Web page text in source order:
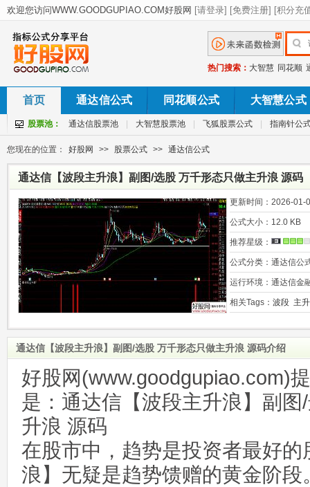
热门搜索： 大智慧 同花顺
首页 通达信公式 同花顺公式 大智慧公式
股票池： 通达信股票池 大智慧股票池 飞狐股票公式 指南针公
您现在的位置： 好股网 >> 股票公式 >> 通达信公式
通达信【波段主升浪】副图/选股 万千形态只做主升浪 源码
更新时间： 2026-01-
公式大小： 12.0 KB
推荐星级：
公式分类： 通达信公
运行环境： 通达信金
相关Tags： 波段 主
通达信【波段主升浪】副图/选股 万千形态只做主升浪 源码介绍
好股网(www.goodgupiao.com)
是：通达信【波段主升浪】副
升浪 源码
在股市中，趋势是投资者最好
浪】无疑是趋势馈赠的黄金阶